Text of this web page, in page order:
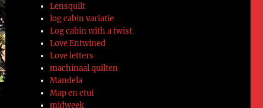
Lensquilt
log cabin variatie
Log cabin with a twist
Love Entwined
Love letters
machinaal quilten
Mandela
Map en etui
midweek